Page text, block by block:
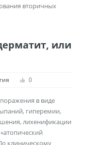
вторичных
или
0
в виде
гиперемии,
лихенификации
клиническому